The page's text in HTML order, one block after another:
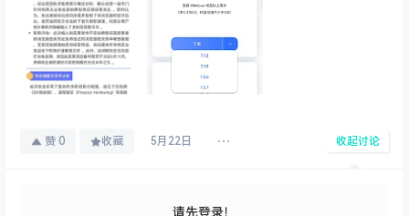
赞 0 收藏 5月22日 收起讨论
请先登录！